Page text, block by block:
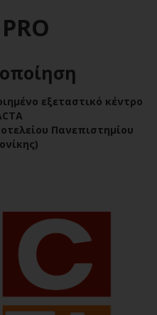
εξεταστικό κέντρο
Πανεπιστημίου